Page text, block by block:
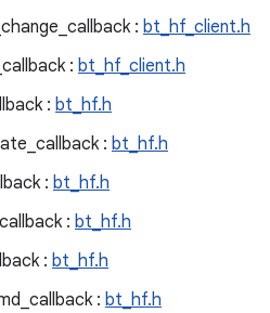
: bt_hf_client.h
: bt_hf_client.h
: bt_hf.h
: bt_hf.h
: bt_hf.h
: bt_hf.h
: bt_hf.h
: bt_hf.h